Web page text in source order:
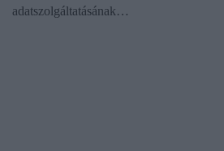
adatszolgáltatásának…